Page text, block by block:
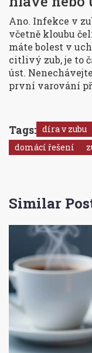
Ano. Infekce v
včetně kloubu
máte bolest v
citlivý zub, je to
úst.
první varování
Tags: díra v zubu
domácí řešení
Similar